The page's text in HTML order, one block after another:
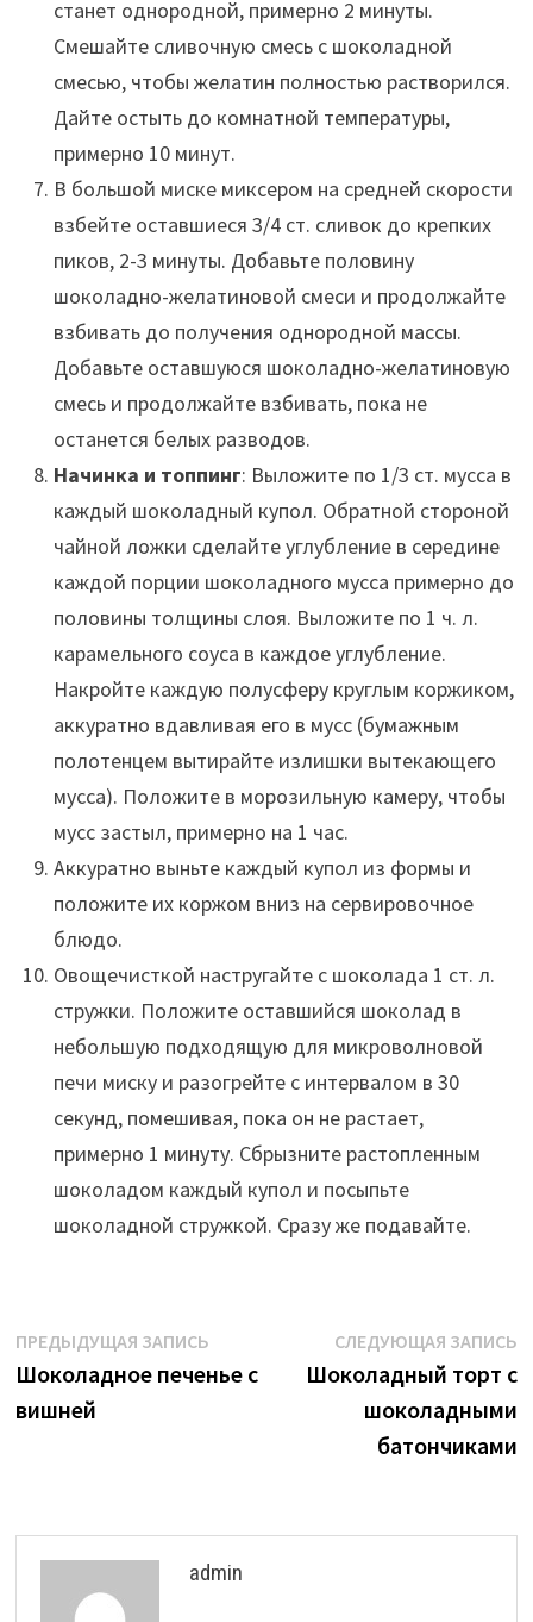
станет однородной, примерно 2 минуты.
Смешайте сливочную смесь с шоколадной
смесью, чтобы желатин полностью растворился.
Дайте остыть до комнатной температуры,
примерно 10 минут.
В большой миске миксером на средней скорости
взбейте оставшиеся 3/4 ст. сливок до крепких
пиков, 2-3 минуты. Добавьте половину
шоколадно-желатиновой смеси и продолжайте
взбивать до получения однородной массы.
Добавьте оставшуюся шоколадно-желатиновую
смесь и продолжайте взбивать, пока не
останется белых разводов.
Начинка и топпинг: Выложите по 1/3 ст. мусса в
каждый шоколадный купол. Обратной стороной
чайной ложки сделайте углубление в середине
каждой порции шоколадного мусса примерно до
половины толщины слоя. Выложите по 1 ч. л.
карамельного соуса в каждое углубление.
Накройте каждую полусферу круглым коржиком,
аккуратно вдавливая его в мусс (бумажным
полотенцем вытирайте излишки вытекающего
мусса). Положите в морозильную камеру, чтобы
мусс застыл, примерно на 1 час.
Аккуратно выньте каждый купол из формы и
положите их коржом вниз на сервировочное
блюдо.
Овощечисткой настругайте с шоколада 1 ст. л.
стружки. Положите оставшийся шоколад в
небольшую подходящую для микроволновой
печи миску и разогрейте с интервалом в 30
секунд, помешивая, пока он не растает,
примерно 1 минуту. Сбрызните растопленным
шоколадом каждый купол и посыпьте
шоколадной стружкой. Сразу же подавайте.
Навигация
по
ПРЕДЫДУЩАЯ ЗАПИСЬПредыдущая
запись:
Шоколадное печенье с
вишней
СЛЕДУЮЩАЯ ЗАПИСЬ
Шоколадный торт с
шоколадными
батончиками
admin